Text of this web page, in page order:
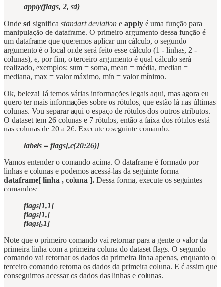
apply(flags, 2, sd)
Onde sd significa standart deviation e apply é uma função para
manipulação de dataframe. O primeiro argumento dessa função é
um dataframe que queremos aplicar um cálculo, o segundo
argumento é o local onde será feito esse cálculo (1 - linhas, 2 -
colunas), e, por fim, o terceiro argumento é qual cálculo será
realizado, exemplos: sum = soma, mean = média, median =
mediana, max = valor máximo, mín = valor mínimo.
Ok, beleza! Já temos várias informações legais aqui, mas agora eu
quero ter mais informações sobre os rótulos, que estão lá nas últimas
colunas. Vou separar aqui o espaço de rótulos dos outros atributos.
O dataset tem 26 colunas e 7 rótulos, então a faixa dos rótulos está
nas colunas de 20 a 26. Execute o seguinte comando:
labels = flags[,c(20:26)]
Vamos entender o comando acima. O dataframe é formado por
linhas e colunas e podemos acessá-las da seguinte forma
dataframe[ linha , coluna ]. Dessa forma, execute os seguintes
comandos:
flags[1,1]
flags[1,]
flags[,1]
Note que o primeiro comando vai retornar para a gente o valor da
primeira linha com a primeira coluna do dataset flags. O segundo
comando vai retornar os dados da primeira linha apenas, enquanto o
terceiro comando retorna os dados da primeira coluna. E é assim que
conseguimos acessar os dados das linhas e colunas.